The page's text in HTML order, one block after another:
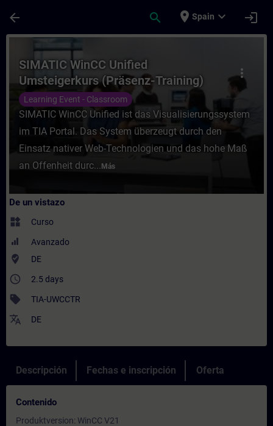
arrow_back search place Spain expand_more login
Curso - SIMATIC WinCC Unified
more_vert
SIMATIC WinCC Unified
Umsteigerkurs (Präsenz-Training)
Learning Event - Classroom
SIMATIC WinCC Unified ist das Visualisierungssystem
im TIA Portal. Das System überzeugt durch den
Einsatz nativer Web-Technologien und das hohe Maß
an Offenheit durc... Más
De un vistazo
widgets Curso
Avanzado
where_to_vote DE
access_time 2.5 days
sell TIA-UWCCTR
translate DE
Descripción Fechas e inscripción Oferta
Contenido
Produktversion: WinCC V21